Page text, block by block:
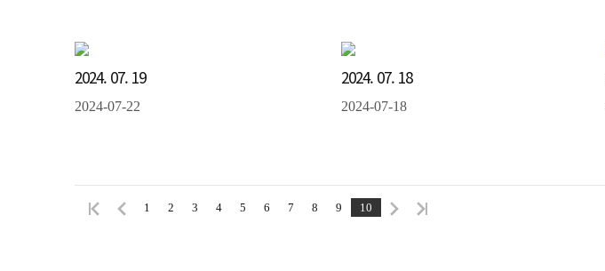
2024. 07. 19
2024-07-22
2024. 07. 18
2024-07-18
1 2 3 4 5 6 7 8 9 10